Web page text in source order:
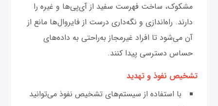
مشکوک، ساخت فهرست سفید از آی‌پی‌ها و غیره را
دارند. راه‌اندازی و نگه‌داری درست از فایروال‌ها مانع از
آن می‌شود تا افراد غیرمجاز به‌راحتی به داده‌های
حساس دسترسی پیدا کنند.
تشخیص نفوذ و تهدید
با استفاده از سیستم‌های تشخیص نفوذ می‌توانید